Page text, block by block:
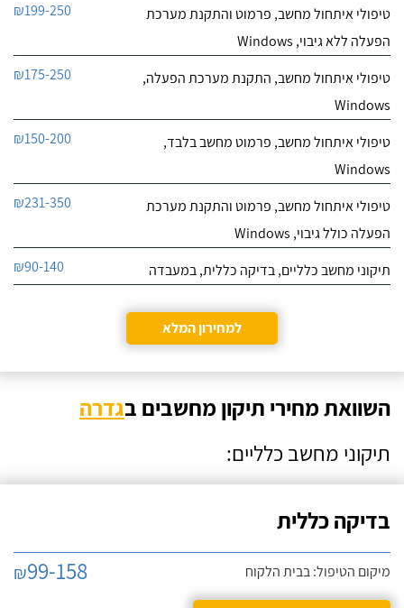
התקלה. אייל הגיע אלי,
ובסופו של יום המחשב עבד
מצוין!
טיפולי איתחול מחשב, פרמוט והתקנת מערכת
הפעלה ללא גיבוי, Windows
₪199-250
טיפולי איתחול מחשב, התקנת מערכת הפעלה,
Windows
₪175-250
טיפולי איתחול מחשב, פרמוט מחשב בלבד,
Windows
₪150-200
טיפולי איתחול מחשב, פרמוט והתקנת מערכת
הפעלה כולל גיבוי, Windows
₪231-350
תיקוני מחשב כלליים, בדיקה כללית, במעבדה ₪90-140
למחירון המלא
השוואת מחירי תיקון מחשבים בגדרה
תיקוני מחשב כלליים:
בדיקה כללית
מיקום הטיפול: בבית הלקוח ₪99-158